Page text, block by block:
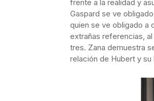
frente a la realidad y
Gaspard se ve
quien se ve obligado a
extrañas referencias,
tres. Zana demuestra
relación de Hubert y su